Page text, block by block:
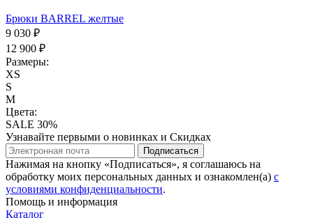
Брюки BARREL желтые
9 030 ₽
12 900 ₽
Размеры:
XS
S
M
Цвета:
SALE 30%
Узнавайте первыми о новинках и Скидках
Подписаться
Нажимая на кнопку «Подписаться», я соглашаюсь на
обработку моих персональных данных и ознакомлен(а) с
условиями конфиденциальности.
Помощь и информация
Каталог